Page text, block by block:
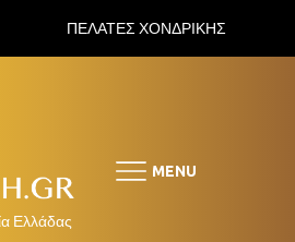
ΠΕΛΑΤΕΣ ΧΟΝΔΡΙΚΗΣ
MENU